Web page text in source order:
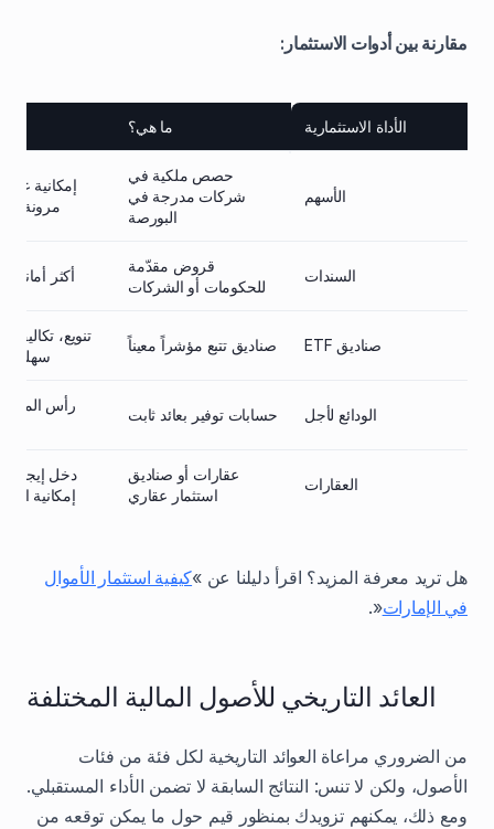
مقارنة بين أدوات الاستثمار:
الأداة الاستثمارية ما هي؟
الأسهم
حصص ملكية في
شركات مدرجة في
البورصة
إمكانية عائد
مرونة في
السندات
قروض مقدّمة
للحكومات أو الشركات
أكثر أماناً،
صناديق ETF صناديق تتبع مؤشراً معيناً
تنويع، تكاليف
سهلة
الودائع لأجل حسابات توفير بعائد ثابت
رأس المال
العقارات
عقارات أو صناديق
استثمار عقاري
دخل إيجاري
إمكانية
هل تريد معرفة المزيد؟ اقرأ دليلنا عن »كيفية استثمار الأموال
في الإمارات«.
العائد التاريخي للأصول المالية المختلفة
من الضروري مراعاة العوائد التاريخية لكل فئة من فئات
الأصول، ولكن لا تنس: النتائج السابقة لا تضمن الأداء المستقبلي.
ومع ذلك، يمكنهم تزويدك بمنظور قيم حول ما يمكن توقعه من